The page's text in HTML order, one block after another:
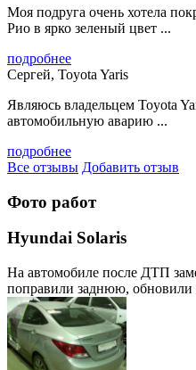
Моя подруга очень хотела
Рио в ярко зеленый цвет ...
подробнее
Сергей, Toyota Yaris
Являюсь владельцем Toyota
автомобильную аварию ...
подробнее
Все отзывы Добавить отзыв
Фото работ
Hyundai Solaris
На автомобиле после ДТП
поправили заднюю, обновили